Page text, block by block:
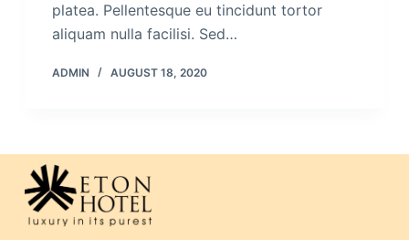
platea. Pellentesque eu tincidunt tortor
aliquam nulla facilisi. Sed…
ADMIN AUGUST 18, 2020